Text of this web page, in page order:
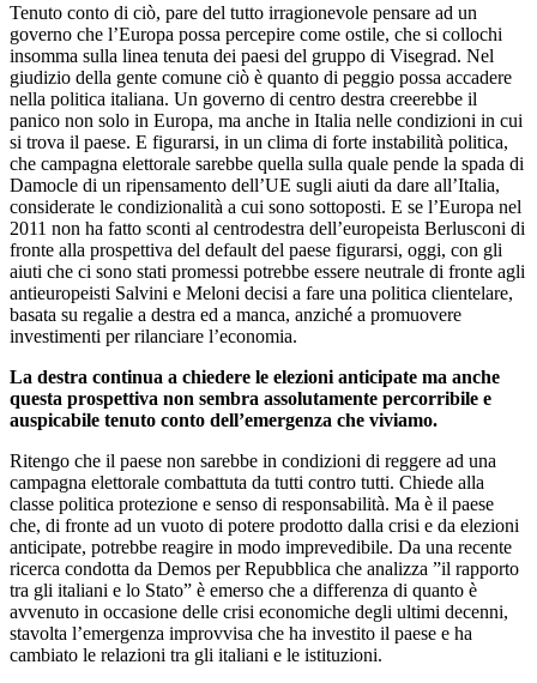
Tenuto conto di ciò, pare del tutto irragionevole pensare ad un
governo che l’Europa possa percepire come ostile, che si collochi
insomma sulla linea tenuta dei paesi del gruppo di Visegrad. Nel
giudizio della gente comune ciò è quanto di peggio possa accadere
nella politica italiana. Un governo di centro destra creerebbe il
panico non solo in Europa, ma anche in Italia nelle condizioni in cui
si trova il paese. E figurarsi, in un clima di forte instabilità politica,
che campagna elettorale sarebbe quella sulla quale pende la spada di
Damocle di un ripensamento dell’UE sugli aiuti da dare all’Italia,
considerate le condizionalità a cui sono sottoposti. E se l’Europa nel
2011 non ha fatto sconti al centrodestra dell’europeista Berlusconi di
fronte alla prospettiva del default del paese figurarsi, oggi, con gli
aiuti che ci sono stati promessi potrebbe essere neutrale di fronte agli
antieuropeisti Salvini e Meloni decisi a fare una politica clientelare,
basata su regalie a destra ed a manca, anziché a promuovere
investimenti per rilanciare l’economia.
La destra continua a chiedere le elezioni anticipate ma anche
questa prospettiva non sembra assolutamente percorribile e
auspicabile tenuto conto dell’emergenza che viviamo.
Ritengo che il paese non sarebbe in condizioni di reggere ad una
campagna elettorale combattuta da tutti contro tutti. Chiede alla
classe politica protezione e senso di responsabilità. Ma è il paese
che, di fronte ad un vuoto di potere prodotto dalla crisi e da elezioni
anticipate, potrebbe reagire in modo imprevedibile. Da una recente
ricerca condotta da Demos per Repubblica che analizza ”il rapporto
tra gli italiani e lo Stato” è emerso che a differenza di quanto è
avvenuto in occasione delle crisi economiche degli ultimi decenni,
stavolta l’emergenza improvvisa che ha investito il paese e ha
cambiato le relazioni tra gli italiani e le istituzioni.